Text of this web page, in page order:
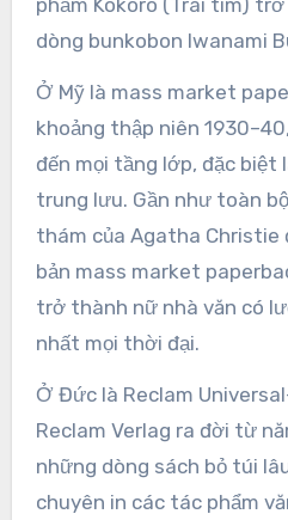
dòng bunkobon Iwanami
Ở Mỹ là mass market
khoảng thập niên
đến mọi tầng lớp, đặc biệt
trung lưu. Gần như toàn
thám của Agatha Christie
bản mass market
trở thành nữ nhà văn có
nhất mọi thời đại.
Ở Đức là Reclam
Reclam Verlag ra đời từ
những dòng sách bỏ túi
chuyên in các tác phẩm